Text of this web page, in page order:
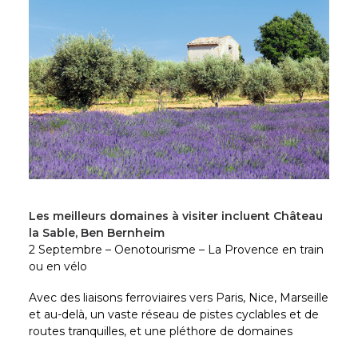
Les meilleurs domaines à visiter incluent Château
la Sable, Ben Bernheim
2 Septembre – Oenotourisme – La Provence en train
ou en vélo
Avec des liaisons ferroviaires vers Paris, Nice, Marseille
et au-delà, un vaste réseau de pistes cyclables et de
routes tranquilles, et une pléthore de domaines